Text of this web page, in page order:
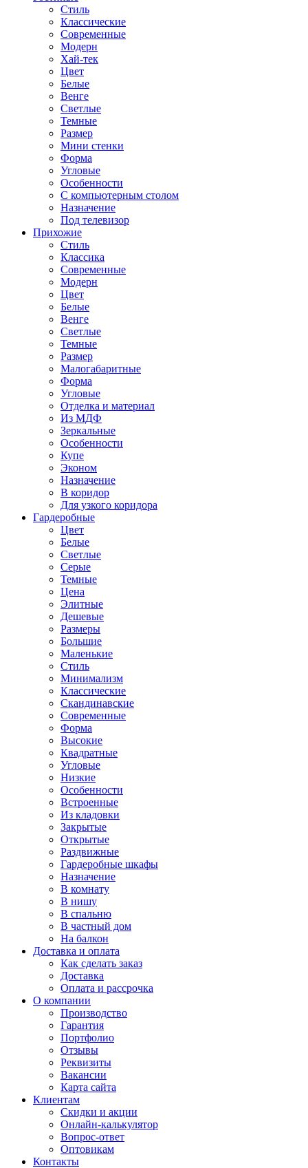
Стиль
Классические
Современные
Модерн
Хай-тек
Цвет
Белые
Венге
Светлые
Темные
Размер
Мини стенки
Форма
Угловые
Особенности
С компьютерным столом
Назначение
Под телевизор
Прихожие
Стиль
Классика
Современные
Модерн
Цвет
Белые
Венге
Светлые
Темные
Размер
Малогабаритные
Форма
Угловые
Отделка и материал
Из МДФ
Зеркальные
Особенности
Купе
Эконом
Назначение
В коридор
Для узкого коридора
Гардеробные
Цвет
Белые
Светлые
Серые
Темные
Цена
Элитные
Дешевые
Размеры
Большие
Маленькие
Стиль
Минимализм
Классические
Скандинавские
Современные
Форма
Высокие
Квадратные
Угловые
Низкие
Особенности
Встроенные
Из кладовки
Закрытые
Открытые
Раздвижные
Гардеробные шкафы
Назначение
В комнату
В нишу
В спальню
В частный дом
На балкон
Доставка и оплата
Как сделать заказ
Доставка
Оплата и рассрочка
О компании
Производство
Гарантия
Портфолио
Отзывы
Реквизиты
Вакансии
Карта сайта
Клиентам
Скидки и акции
Онлайн-калькулятор
Вопрос-ответ
Оптовикам
Контакты